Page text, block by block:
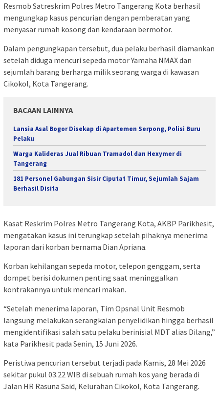
Resmob Satreskrim Polres Metro Tangerang Kota berhasil
mengungkap kasus pencurian dengan pemberatan yang
menyasar rumah kosong dan kendaraan bermotor.
Dalam pengungkapan tersebut, dua pelaku berhasil diamankan
setelah diduga mencuri sepeda motor Yamaha NMAX dan
sejumlah barang berharga milik seorang warga di kawasan
Cikokol, Kota Tangerang.
BACAAN LAINNYA
Lansia Asal Bogor Disekap di Apartemen Serpong, Polisi Buru
Pelaku
Warga Kalideras Jual Ribuan Tramadol dan Hexymer di
Tangerang
181 Personel Gabungan Sisir Ciputat Timur, Sejumlah Sajam
Berhasil Disita
Kasat Reskrim Polres Metro Tangerang Kota, AKBP Parikhesit,
mengatakan kasus ini terungkap setelah pihaknya menerima
laporan dari korban bernama Dian Apriana.
Korban kehilangan sepeda motor, telepon genggam, serta
dompet berisi dokumen penting saat meninggalkan
kontrakannya untuk mencari makan.
“Setelah menerima laporan, Tim Opsnal Unit Resmob
langsung melakukan serangkaian penyelidikan hingga berhasil
mengidentifikasi salah satu pelaku berinisial MDT alias Dilang,”
kata Parikhesit pada Senin, 15 Juni 2026.
Peristiwa pencurian tersebut terjadi pada Kamis, 28 Mei 2026
sekitar pukul 03.22 WIB di sebuah rumah kos yang berada di
Jalan HR Rasuna Said, Kelurahan Cikokol, Kota Tangerang.